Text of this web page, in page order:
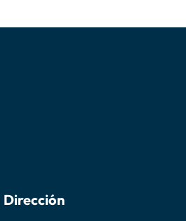
Dirección